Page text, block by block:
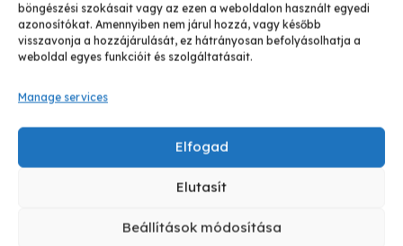
böngészési szokásait vagy az ezen a weboldalon használt egyedi
azonosítókat. Amennyiben nem járul hozzá, vagy később
visszavonja a hozzájárulását, ez hátrányosan befolyásolhatja a
weboldal egyes funkcióit és szolgáltatásait.
Manage services
Elfogad
Elutasít
Beállítások módosítása
Ez a tanfolyam arról szól, hogy miképp tudod
megszüntetni a gyereknél az agresszív viselkedést…